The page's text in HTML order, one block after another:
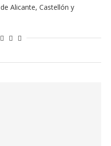
Alicante, Castellón y